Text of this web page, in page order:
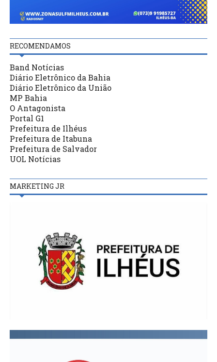
RECOMENDAMOS
Band Notícias
Diário Eletrônico da Bahia
Diário Eletrônico da União
MP Bahia
O Antagonista
Portal G1
Prefeitura de Ilhéus
Prefeitura de Itabuna
Prefeitura de Salvador
UOL Notícias
MARKETING JR